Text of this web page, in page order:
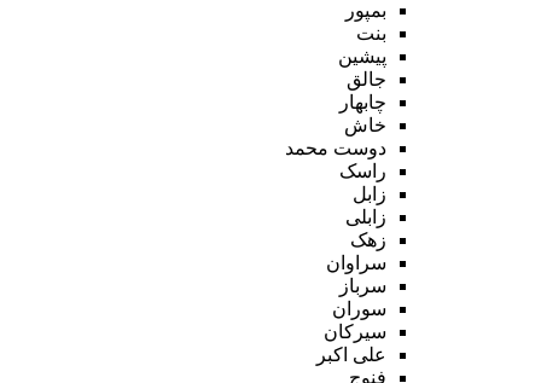
بمپور
بنت
پیشین
جالق
چابهار
خاش
دوست محمد
راسک
زابل
زابلی
زهک
سراوان
سرباز
سوران
سیرکان
علی اکبر
فنوج